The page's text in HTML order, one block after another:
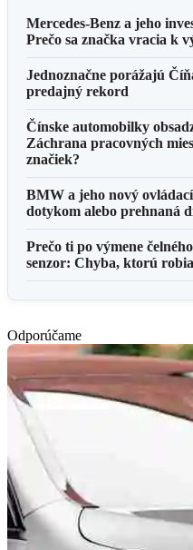
Mercedes-Benz a jeho
Prečo sa značka vracia k
Jednoznačne porážajú
predajný rekord
Čínske automobilky
Záchrana pracovných
značiek?
BMW a jeho nový
dotykom alebo prehnaná
Prečo ti po výmene
senzor: Chyba, ktorú
Odporúčame